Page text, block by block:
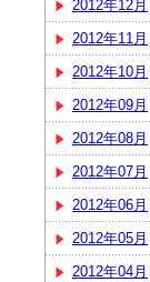
2012年12月
2012年11月
2012年10月
2012年09月
2012年08月
2012年07月
2012年06月
2012年05月
2012年04月